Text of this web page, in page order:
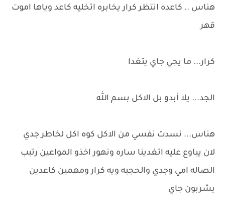
هناس .. كاعده انتظر كرار يخابره اتخليه كاعد وياها اموت
قهر
كرار... ما يجي جاي يتغدا
الجد... يلا أبدو بل الاكل بسم الله
هناس... نسدت نفسي من الاكل كوه اكل لخاطر جدي
لان يباوع عليه اتغدينا ساره ونهور اخذو المواعين رتبب
الصاله امي وجدي والحجبه ويه كرار ومهمين كاعدين
يشربون جاي